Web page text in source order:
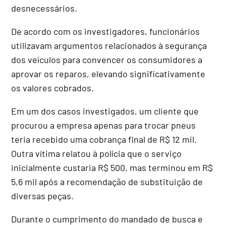
desnecessários.
De acordo com os investigadores, funcionários
utilizavam argumentos relacionados à segurança
dos veículos para convencer os consumidores a
aprovar os reparos, elevando significativamente
os valores cobrados.
Em um dos casos investigados, um cliente que
procurou a empresa apenas para trocar pneus
teria recebido uma cobrança final de R$ 12 mil.
Outra vítima relatou à polícia que o serviço
inicialmente custaria R$ 500, mas terminou em R$
5,6 mil após a recomendação de substituição de
diversas peças.
Durante o cumprimento do mandado de busca e